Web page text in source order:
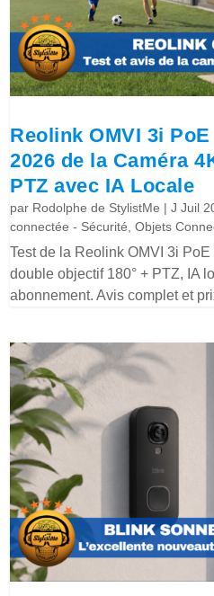
Reolink OMVI 3i
2026 de la Caméra
PTZ avec IA Locale
par Rodolphe de StylistMe |J Juil
connectée - Sécurité ,Objets
Test de la Reolink OMVI 3i
double objectif 180° + PTZ, IA
abonnement. Avis complet et